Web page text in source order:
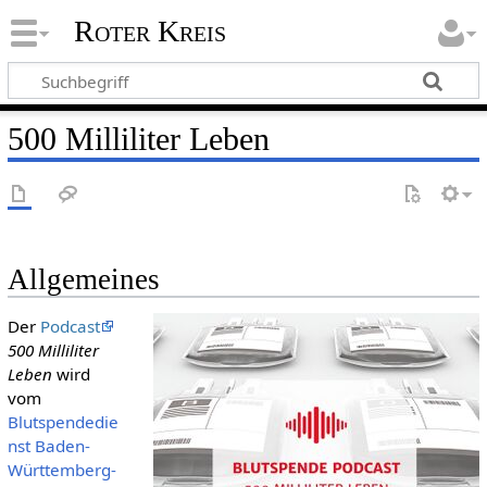
Roter Kreis
500 Milliliter Leben
Allgemeines
Der Podcast
500 Milliliter
Leben wird
vom
Blutspendedie
nst Baden-
Württemberg-